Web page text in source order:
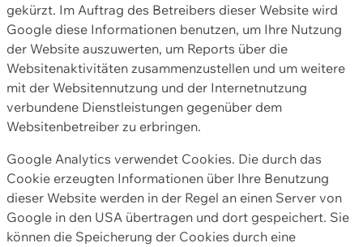
gekürzt. Im Auftrag des Betreibers dieser Website wird
Google diese Informationen benutzen, um Ihre Nutzung
der Website auszuwerten, um Reports über die
Websitenaktivitäten zusammenzustellen und um weitere
mit der Websitennutzung und der Internetnutzung
verbundene Dienstleistungen gegenüber dem
Websitenbetreiber zu erbringen.
Google Analytics verwendet Cookies. Die durch das
Cookie erzeugten Informationen über Ihre Benutzung
dieser Website werden in der Regel an einen Server von
Google in den USA übertragen und dort gespeichert. Sie
können die Speicherung der Cookies durch eine